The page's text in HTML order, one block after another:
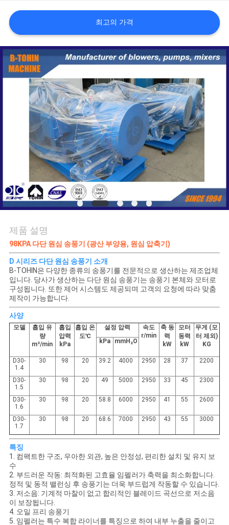
여
행
품
락
주
세
요
인
용
문
요
구
하
세
요
COMPANY
NEWS
최고의 가격
제품 설명
98KPA 다단 원심 송풍기 (광산 부양용, 원심 압축기)
D 시리즈 다단 원심 송풍기 소개
B-TOHIN은 다양한 종류의 송풍기를 전문적으로 생산하는 제조업체
입니다. 당사가 생산하는 다단 원심 송풍기는 송풍기 본체와 모터로
구성됩니다. 또한 제어 시스템도 제공되며 고객의 요청에 따라 맞춤
제작이 가능합니다.
사양
모델
흡입 유
량
m³/min
흡입
압력
kPa
흡입 온
도℃
설정 압력
속도
r/min
축 동
력
kW
모터
동력
kW
무게 (모
터 제외)
KG
kPa mmH₂O
D30-
1.4
30 98 20 39.2 4000 2950 28 37 2200
D30-
1.5
30 98 20 49 5000 2950 33 45 2300
D30-
1.6
30 98 20 58.8 6000 2950 41 55 2600
D30-
1.7
30 98 20 68.6 7000 2950 43 55 3000
특징
1. 컴팩트한 구조, 우아한 외관, 높은 안정성, 편리한 설치 및 유지 보
수
2. 부드러운 작동: 최적화된 고효율 임펠러가 축력을 최소화합니다.
정적 및 동적 밸런싱 후 송풍기는 더욱 부드럽게 작동할 수 있습니다.
3. 저소음: 기계적 마찰이 없고 합리적인 블레이드 곡선으로 저소음
이 보장됩니다.
4. 오일 프리 송풍기
5. 임펠러는 특수 복합 라이너를 특징으로 하여 내부 누출을 줄이고